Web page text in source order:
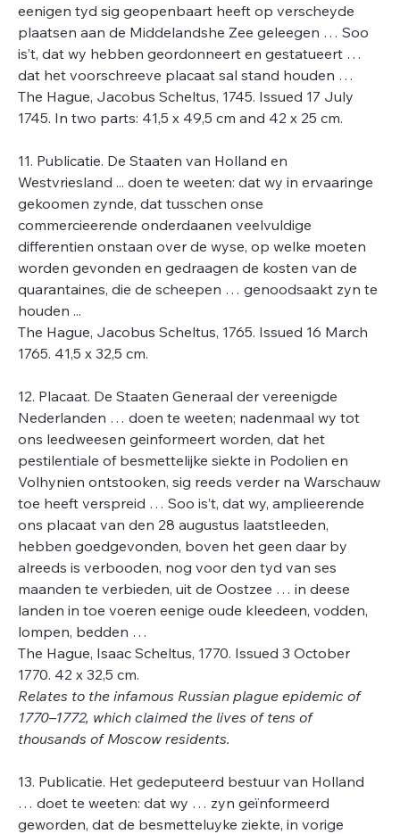
eenigen tyd sig geopenbaart heeft op verscheyde
plaatsen aan de Middelandshe Zee geleegen … Soo
is’t, dat wy hebben geordonneert en gestatueert …
dat het voorschreeve placaat sal stand houden …
The Hague, Jacobus Scheltus, 1745. Issued 17 July
1745. In two parts: 41,5 x 49,5 cm and 42 x 25 cm.
11. Publicatie. De Staaten van Holland en
Westvriesland ... doen te weeten: dat wy in ervaaringe
gekoomen zynde, dat tusschen onse
commercieerende onderdaanen veelvuldige
differentien onstaan over de wyse, op welke moeten
worden gevonden en gedraagen de kosten van de
quarantaines, die de scheepen … genoodsaakt zyn te
houden ...
The Hague, Jacobus Scheltus, 1765. Issued 16 March
1765. 41,5 x 32,5 cm.
12. Placaat. De Staaten Generaal der vereenigde
Nederlanden … doen te weeten; nadenmaal wy tot
ons leedweesen geinformeert worden, dat het
pestilentiale of besmettelijke siekte in Podolien en
Volhynien ontstooken, sig reeds verder na Warschauw
toe heeft verspreid … Soo is’t, dat wy, amplieerende
ons placaat van den 28 augustus laatstleeden,
hebben goedgevonden, boven het geen daar by
alreeds is verbooden, nog voor den tyd van ses
maanden te verbieden, uit de Oostzee … in deese
landen in toe voeren eenige oude kleedeen, vodden,
lompen, bedden …
The Hague, Isaac Scheltus, 1770. Issued 3 October
1770. 42 x 32,5 cm.
Relates to the infamous Russian plague epidemic of
1770–1772, which claimed the lives of tens of
thousands of Moscow residents.
13. Publicatie. Het gedeputeerd bestuur van Holland
… doet te weeten: dat wy … zyn geïnformeerd
geworden, dat de besmetteluyke ziekte, in vorige